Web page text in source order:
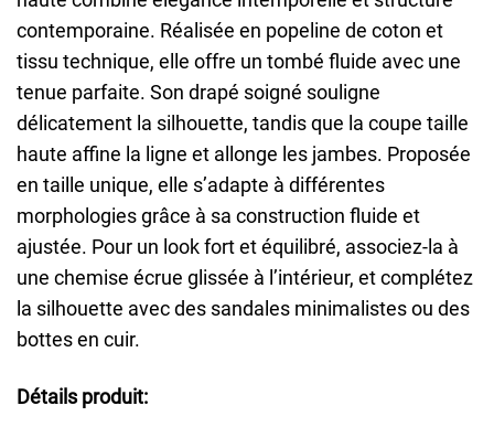
contemporaine. Réalisée en popeline de coton et
tissu technique, elle offre un tombé fluide avec une
tenue parfaite. Son drapé soigné souligne
délicatement la silhouette, tandis que la coupe taille
haute affine la ligne et allonge les jambes. Proposée
en taille unique, elle s’adapte à différentes
morphologies grâce à sa construction fluide et
ajustée. Pour un look fort et équilibré, associez-la à
une chemise écrue glissée à l’intérieur, et complétez
la silhouette avec des sandales minimalistes ou des
bottes en cuir.
Détails produit: